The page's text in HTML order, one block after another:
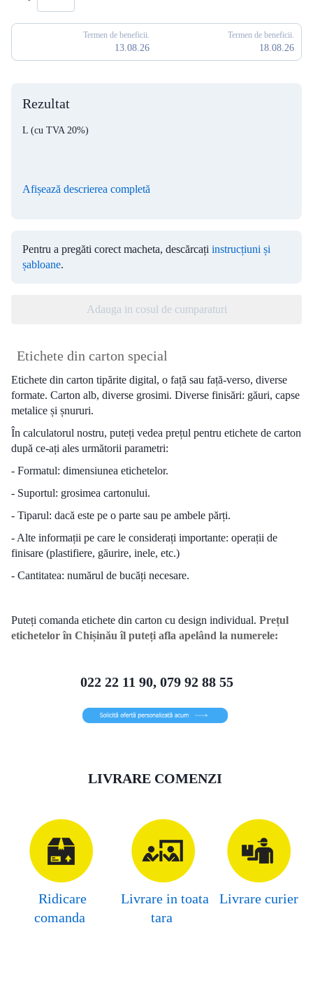
Termen de beneficii.
13.08.26
Termen de beneficii.
18.08.26
Rezultat
L (cu TVA 20%)
Afișează descrierea completă
Pentru a pregăti corect macheta, descărcați instrucțiuni și
șabloane.
Adauga in cosul de cumparaturi
Etichete din carton special
Etichete din carton tipărite digital, o față sau față-verso, diverse
formate. Carton alb, diverse grosimi. Diverse finisări: găuri, capse
metalice și șnururi.
În calculatorul nostru, puteți vedea prețul pentru etichete de carton
după ce-ați ales următorii parametri:
- Formatul: dimensiunea etichetelor.
- Suportul: grosimea cartonului.
- Tiparul: dacă este pe o parte sau pe ambele părți.
- Alte informații pe care le considerați importante: operații de
finisare (plastifiere, găurire, inele, etc.)
- Cantitatea: numărul de bucăți necesare.
Puteți comanda etichete din carton cu design individual. Prețul
etichetelor în Chișinău îl puteți afla apelând la numerele:
022 22 11 90, 079 92 88 55
LIVRARE COMENZI
Ridicare
comanda
Livrare in toata
tara
Livrare curier